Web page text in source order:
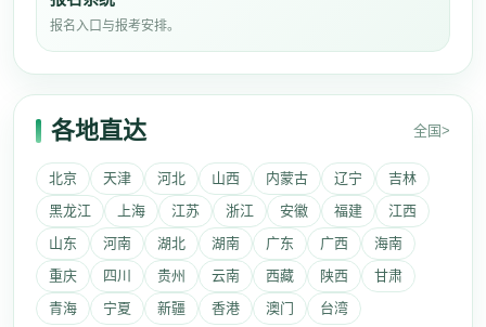
报名入口与报考安排。
各地直达 全国>
北京 天津 河北 山西 内蒙古 辽宁
吉林
黑龙江
上海 江苏 浙江 安徽 福建
江西
山东
河南 湖北 湖南 广东 广西
海南
重庆
四川 贵州 云南 西藏 陕西
甘肃
青海
宁夏 新疆 香港 澳门 台湾